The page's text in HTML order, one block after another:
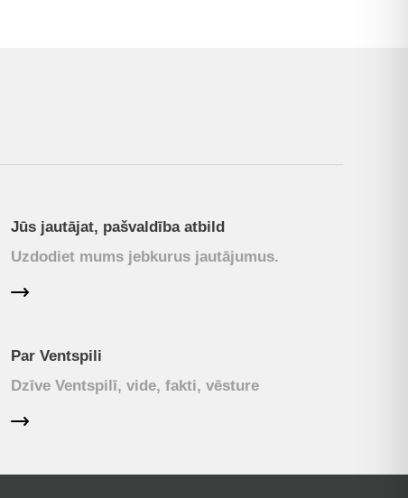
Jūs jautājat, pašvaldība atbild
Uzdodiet mums jebkurus jautājumus.
Par Ventspili
Dzīve Ventspilī, vide, fakti, vēsture